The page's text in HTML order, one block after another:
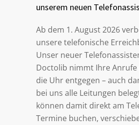
unserem neuen
Ab dem 1. August 2026
unsere telefonische
Unser neuer
Doctolib nimmt Ihre
die Uhr entgegen – auch
bei uns alle Leitungen
können damit direkt am
Termine buchen,